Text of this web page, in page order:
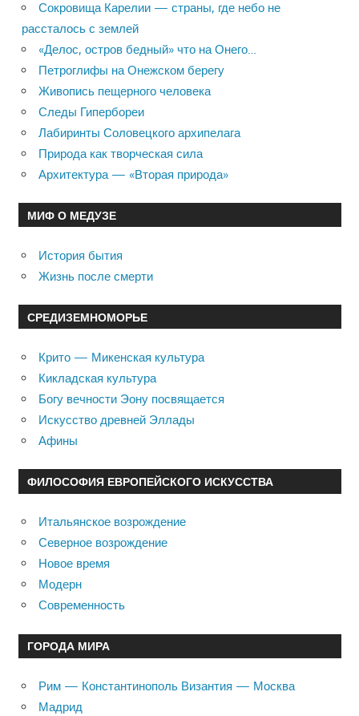
Сокровища Карелии — страны, где небо не
рассталось с землей
«Делос, остров бедный» что на Онего…
Петроглифы на Онежском берегу
Живопись пещерного человека
Следы Гипербореи
Лабиринты Соловецкого архипелага
Природа как творческая сила
Архитектура — «Вторая природа»
МИФ О МЕДУЗЕ
История бытия
Жизнь после смерти
СРЕДИЗЕМНОМОРЬЕ
Крито — Микенская культура
Кикладская культура
Богу вечности Эону посвящается
Искусство древней Эллады
Афины
ФИЛОСОФИЯ ЕВРОПЕЙСКОГО ИСКУССТВА
Итальянское возрождение
Северное возрождение
Новое время
Модерн
Современность
ГОРОДА МИРА
Рим — Константинополь Византия — Москва
Мадрид